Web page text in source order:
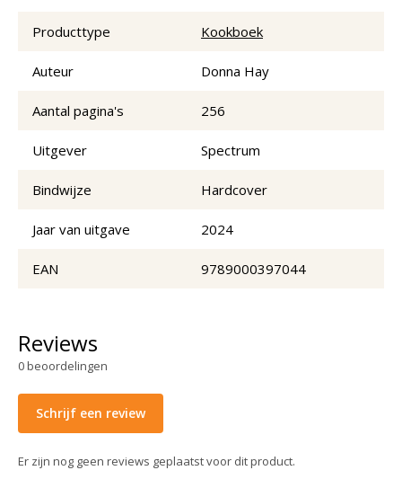
Producttype Kookboek
Auteur Donna Hay
Aantal pagina's 256
Uitgever Spectrum
Bindwijze Hardcover
Jaar van uitgave 2024
EAN 9789000397044
Reviews
0beoordelingen
Schrijf een review
Er zijn nog geen reviews geplaatst voor dit product.